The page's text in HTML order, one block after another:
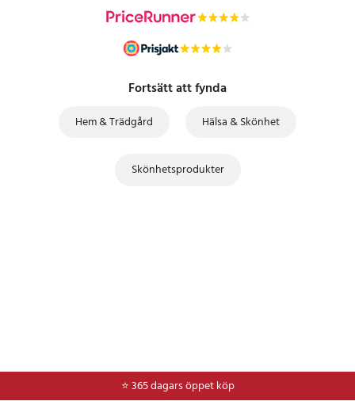
Fortsätt att fynda
Hem & Trädgård Hälsa & Skönhet
Skönhetsprodukter
⭐ 365 dagars öppet köp
⭐Frakt 49kr *